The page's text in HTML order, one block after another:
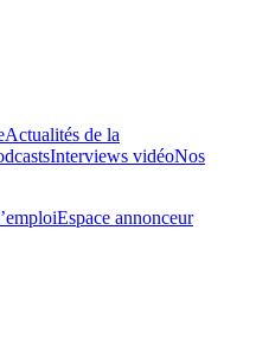
Actualités de la
Interviews vidéoNos
Espace annonceur